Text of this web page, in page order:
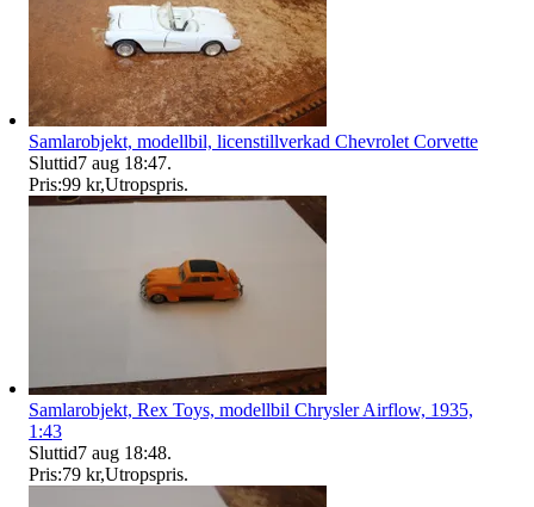
Samlarobjekt, modellbil, licenstillverkad Chevrolet Corvette
Sluttid7 aug 18:47.
Pris:99 kr,Utropspris.
Samlarobjekt, Rex Toys, modellbil Chrysler Airflow, 1935,
1:43
Sluttid7 aug 18:48.
Pris:79 kr,Utropspris.